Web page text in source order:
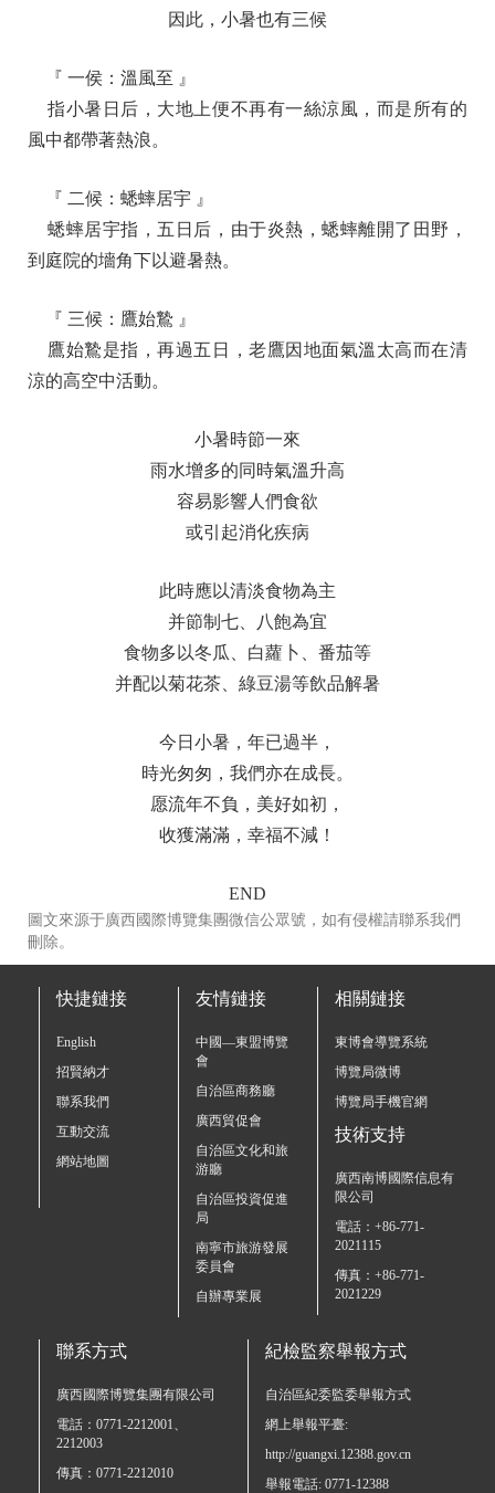
因此，小暑也有三候
『 一侯：溫風至 』
指小暑日后，大地上便不再有一絲涼風，而是所有的
風中都帶著熱浪。
『 二候：蟋蟀居宇 』
蟋蟀居宇指，五日后，由于炎熱，蟋蟀離開了田野，
到庭院的墻角下以避暑熱。
『 三候：鷹始鷙 』
鷹始鷙是指，再過五日，老鷹因地面氣溫太高而在清
涼的高空中活動。
小暑時節一來
雨水增多的同時氣溫升高
容易影響人們食欲
或引起消化疾病
此時應以清淡食物為主
并節制七、八飽為宜
食物多以冬瓜、白蘿卜、番茄等
并配以菊花茶、綠豆湯等飲品解暑
今日小暑，年已過半，
時光匆匆，我們亦在成長。
愿流年不負，美好如初，
收獲滿滿，幸福不減！
END
圖文來源于廣西國際博覽集團微信公眾號，如有侵權請聯系我們
刪除。
快捷鏈接
English
招賢納才
聯系我們
互動交流
網站地圖
友情鏈接
中國—東盟博覽
會
自治區商務廳
廣西貿促會
自治區文化和旅
游廳
自治區投資促進
局
南寧市旅游發展
委員會
自辦專業展
相關鏈接
東博會導覽系統
博覽局微博
博覽局手機官網
技術支持
廣西南博國際信息有
限公司
電話：+86-771-
2021115
傳真：+86-771-
2021229
聯系方式
廣西國際博覽集團有限公司
電話：0771-2212001、
2212003
傳真：0771-2212010
紀檢監察舉報方式
自治區紀委監委舉報方式
網上舉報平臺:
http://guangxi.12388.gov.cn
舉報電話: 0771-12388